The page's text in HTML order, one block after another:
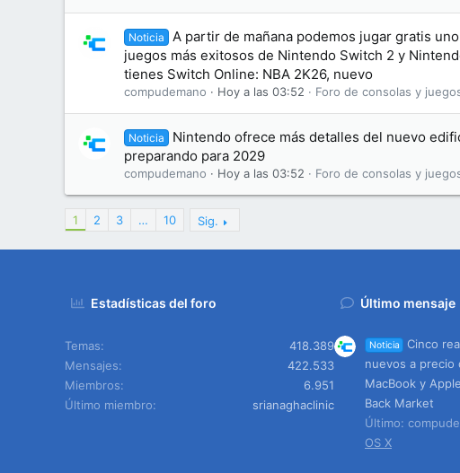
Noticia
A partir de mañana podemos jugar gratis
juegos más exitosos de Nintendo Switch 2 y
tienes Switch Online: NBA 2K26, nuevo
compudemano Hoy a las 03:52 Foro de consolas y
Noticia
Nintendo ofrece más detalles del nuevo
preparando para 2029
compudemano Hoy a las 03:52 Foro de consolas y
1 2 3 … 10 Sig.
Estadísticas del foro
Temas
418.389
Mensajes
422.533
Miembros
6.951
Último miembro
srianaghaclinic
Último mensaje
Noticia
Cinco
nuevos a precio
MacBook y
Back Market
Último:
OS X